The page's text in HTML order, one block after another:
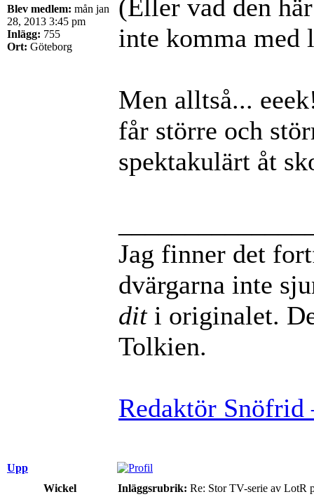
Blev medlem: mån jan
28, 2013 3:45 pm
Inlägg: 755
Ort: Göteborg
(Eller vad den
inte komma med
Men alltså...
får större och
spektakulärt åt
Jag finner det
dvärgarna inte
diti originalet.
Tolkien.
Redaktör
Upp
Wickel
Inläggsrubrik: Re: Stor TV-serie av LotR